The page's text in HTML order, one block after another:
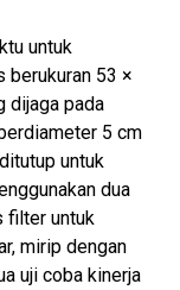
untuk
berukuran 53 ×
dijaga pada
5 cm
untuk
dua
filter untuk
mirip dengan
uji coba kinerja